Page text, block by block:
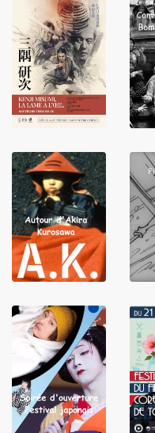
LIRE
LIRE
LIRE